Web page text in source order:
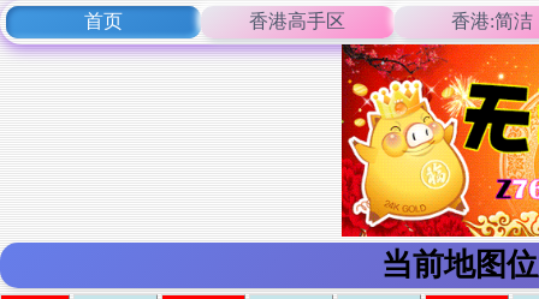
首页 香港高手区 香港:简洁
当前地图